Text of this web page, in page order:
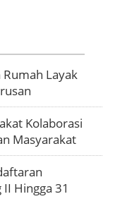
Layak
Kolaborasi
Masyarakat
Hingga 31